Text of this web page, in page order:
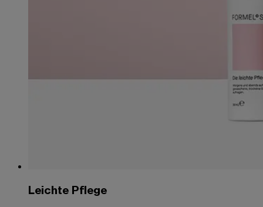
Leichte Pflege